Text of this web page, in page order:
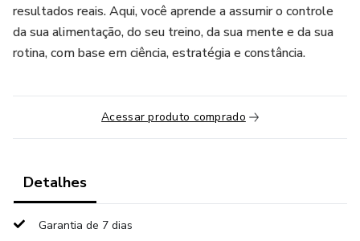
resultados reais. Aqui, você aprende a assumir o controle
da sua alimentação, do seu treino, da sua mente e da sua
rotina, com base em ciência, estratégia e constância.
Acessar produto comprado
Detalhes
Garantia de 7 dias